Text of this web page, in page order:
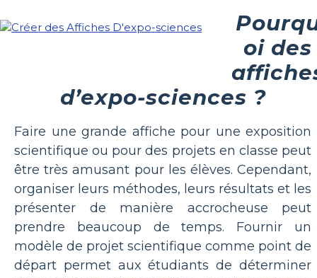
oi des
d’expo-sciences ?
Faire une grande affiche pour une exposition
scientifique ou pour des projets en classe peut
être très amusant pour les élèves. Cependant,
organiser leurs méthodes, leurs résultats et les
présenter de manière accrocheuse peut
prendre beaucoup de temps. Fournir un
modèle de projet scientifique comme point de
départ permet aux étudiants de déterminer